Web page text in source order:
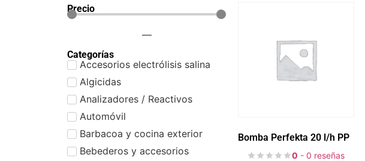
Precio
—
Categorías
Accesorios electrólisis salina
Algicidas
Analizadores / Reactivos
Automóvil
Barbacoa y cocina exterior
Bebederos y accesorios
Bomba Perfekta 20 l/h PP
0 - 0 reseñas